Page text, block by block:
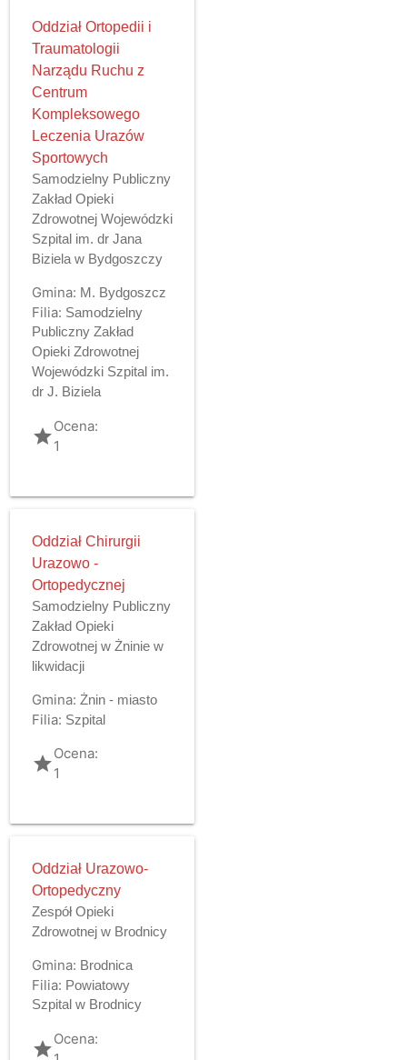
Oddział Ortopedii i
Traumatologii
Narządu Ruchu z
Centrum
Kompleksowego
Leczenia Urazów
Sportowych
Samodzielny Publiczny
Zakład Opieki
Zdrowotnej Wojewódzki
Szpital im. dr Jana
Biziela w Bydgoszczy
Gmina: M. Bydgoszcz
Filia: Samodzielny
Publiczny Zakład
Opieki Zdrowotnej
Wojewódzki Szpital im.
dr J. Biziela
gradeOcena:
1
Oddział Chirurgii
Urazowo -
Ortopedycznej
Samodzielny Publiczny
Zakład Opieki
Zdrowotnej w Żninie w
likwidacji
Gmina: Żnin - miasto
Filia: Szpital
gradeOcena:
1
Oddział Urazowo-
Ortopedyczny
Zespół Opieki
Zdrowotnej w Brodnicy
Gmina: Brodnica
Filia: Powiatowy
Szpital w Brodnicy
gradeOcena: